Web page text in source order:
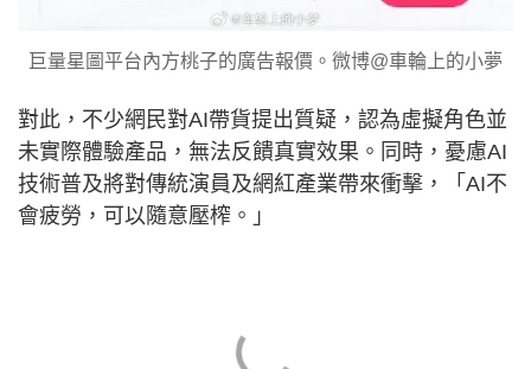
巨量星圖平台內方桃子的廣告報價。微博@車輪上的小夢
對此，不少網民對AI帶貨提出質疑，認為虛擬角色並
未實際體驗產品，無法反饋真實效果。同時，憂慮AI
技術普及將對傳統演員及網紅產業帶來衝擊，「AI不
會疲勞，可以隨意壓榨。」